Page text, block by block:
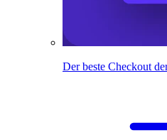
Der beste Checkout